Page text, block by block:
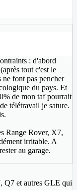
: d'abord
tout c'est le
ne font pas pencher
du pays. Et
de mon taf pourrait
télétravail je sature.
Range Rover, X7,
irritable. A
au garage.
Q7 et autres GLE qui